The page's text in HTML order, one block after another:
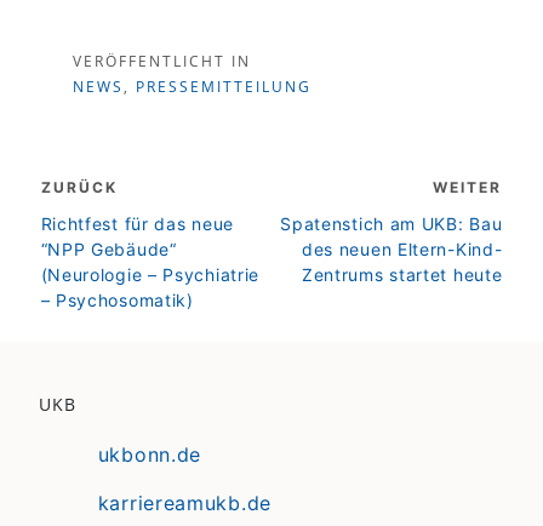
VERÖFFENTLICHT IN
NEWS , PRESSEMITTEILUNG
ZURÜCK
zurück
Richtfest für das neue
“NPP Gebäude“
(Neurologie – Psychiatrie
– Psychosomatik)
WEITER
weiter
Spatenstich am UKB: Bau
des neuen Eltern-Kind-
Zentrums startet heute
UKB
ukbonn.de
karriereamukb.de